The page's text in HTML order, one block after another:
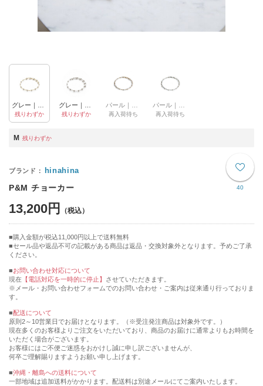
残りわずか 残りわずか 再入荷待ち 再入荷待ち
M 残りわずか
40
hinahina
P&M チョーカー
13,200円
購入金額が税込11,000円以上で送料無料
セール品や返品不可の記載がある商品は返品・交換対象外となります。予めご了承
ください。
■お問い合わせ対応について
現在 【電話対応を一時的に停止】 させていただきます。
※メール・お問い合わせフォームでのお問い合わせ・ご案内は従来通り行っておりま
す。
■配送について
原則2～10営業日でお届けとなります。（※受注発注商品は対象外です。）
現在多くのお客様よりご注文をいただいており、商品のお届けに通常よりもお時間を
いただく場合がございます。
お客様にはご不便ご迷惑をおかけし誠に申し訳ございませんが、
何卒ご理解賜りますようお願い申し上げます。
■沖縄・離島への送料について
一部地域は追加送料がかかります。配送料は別途メールにてご案内いたします。